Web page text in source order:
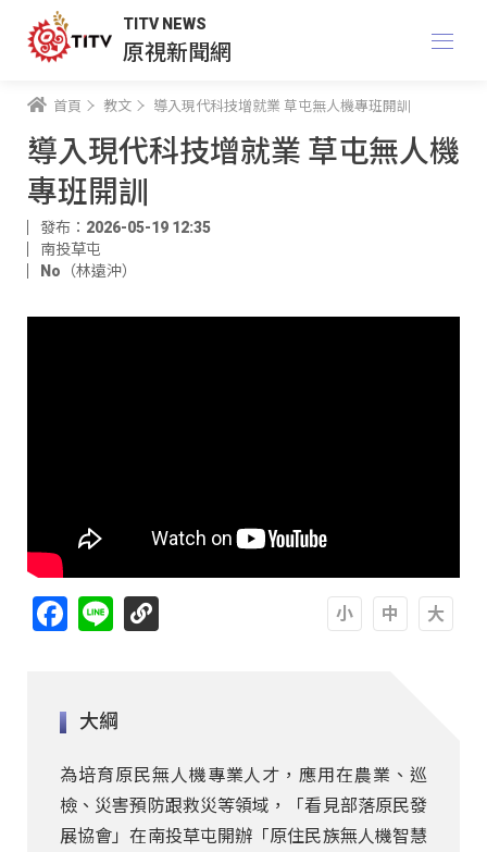
TITV NEWS
原視新聞網
首頁 教文 導入現代科技增就業 草屯無人機專班開訓
導入現代科技增就業 草屯無人機
專班開訓
發布：2026-05-19 12:35
南投草屯
No（林遠沖）
Facebook
Line
大綱
為培育原民無人機專業人才，應用在農業、巡
檢、災害預防跟救災等領域，「看見部落原民發
展協會」在南投草屯開辦「原住民族無人機智慧